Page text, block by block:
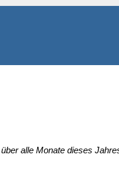
alle Monate dieses